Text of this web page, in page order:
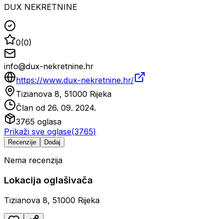
DUX NEKRETNINE
0(0)
info@dux-nekretnine.hr
https://www.dux-nekretnine.hr/
Tizianova 8, 51000 Rijeka
Član od 26. 09. 2024.
3765 oglasa
Prikaži sve oglase(3765)
Recenzije Dodaj
Nema recenzija
Lokacija oglašivača
Tizianova 8, 51000 Rijeka